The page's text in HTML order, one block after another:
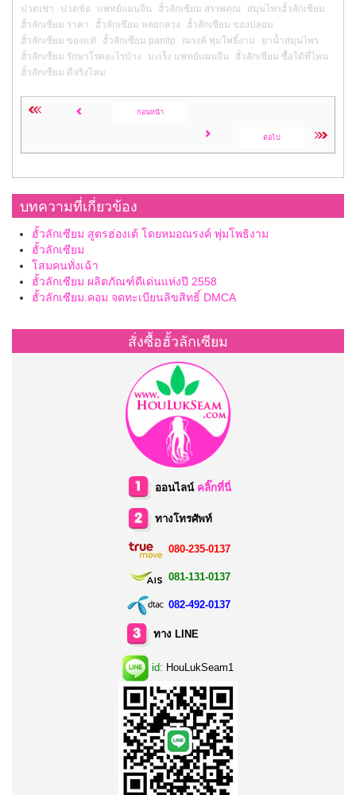
ปวดเข่า
ปวดข้อ แพทย์แผนจีน ฮั้วลักเซียม สรรพคุณ
สมุนไพรฮั้วลักเซียม
ฮั้วลักเซียม ราคา
ฮั้วลักเซียม หลอกลวง
ฮั้วลักเซียม ของปลอม
ฮั้วลักเซียม ของแท้
ฮั้วลักเซียม pantip ณรงค์ พุ่มโพธิ์งาม
ยาน้ำสมุนไพร
ฮั้วลักเซียม รักษาโรคอะไรบ้าง
มะเร็ง แพทย์แผนจีน
ฮั้วลักเซียม ซื้อได้ที่ไหน
ฮั้วลักเซียม ดีจริงไหม
ก่อนหน้า
ต่อไป
บทความที่เกี่ยวข้อง
ฮั้วลักเซียม สูตรฮ่องเต้ โดยหมอณรงค์ พุ่มโพธิงาม
ฮั้วลักเซียม
โสมคนทั่งเฉ้า
ฮั้วลักเซียม ผลิตภัณฑ์ดีเด่นแห่งปี 2558
ฮั้วลักเซียม.คอม จดทะเบียนลิขสิทธิ์ DMCA
สั่งซื้อฮั้วลักเซียม
ออนไลน์ คลิ๊กที่นี่
ทางโทรศัพท์
080-235-0137
081-131-0137
082-492-0137
ทาง LINE
id: HouLukSeam1